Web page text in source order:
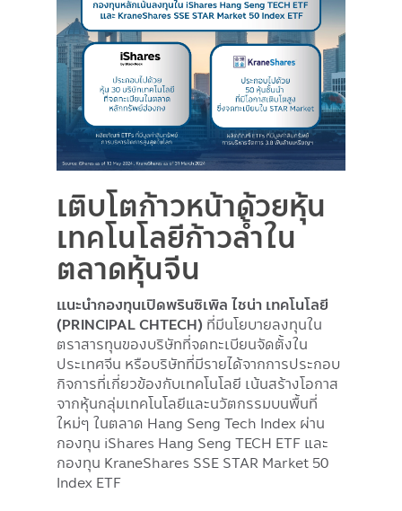
เติบโตก้าวหน้าด้วยหุ้น
เทคโนโลยีก้าวล้ำใน
ตลาดหุ้นจีน
แนะนำกองทุนเปิดพรินซิเพิล ไชน่า เทคโนโลยี
(PRINCIPAL CHTECH) ที่มีนโยบายลงทุนใน
ตราสารทุนของบริษัทที่จดทะเบียนจัดตั้งใน
ประเทศจีน หรือบริษัทที่มีรายได้จากการประกอบ
กิจการที่เกี่ยวข้องกับเทคโนโลยี เน้นสร้างโอกาส
จากหุ้นกลุ่มเทคโนโลยีและนวัตกรรมบนพื้นที่
ใหม่ๆ ในตลาด Hang Seng Tech Index ผ่าน
กองทุน iShares Hang Seng TECH ETF และ
กองทุน KraneShares SSE STAR Market 50
Index ETF